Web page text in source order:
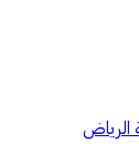
الرياض